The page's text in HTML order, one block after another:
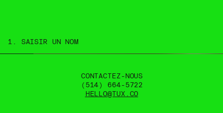
1. SAISIR UN NOM
CONTACTEZ-NOUS
(514) 664-5722
HELLO@TUX.CO